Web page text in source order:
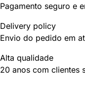
Pagamento seguro e
Delivery policy
Envio do pedido em
Alta qualidade
20 anos com clientes